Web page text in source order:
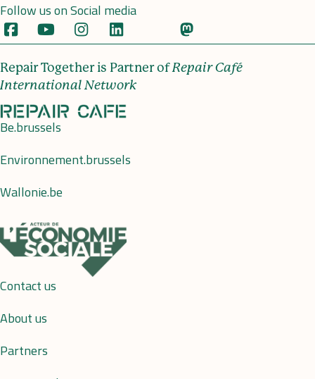
Follow us on Social media
Repair Together is Partner ofRepair Café
International Network
Be.brussels
Environnement.brussels
Wallonie.be
Contact us
About us
Partners